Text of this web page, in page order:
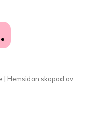
| Hemsidan skapad av